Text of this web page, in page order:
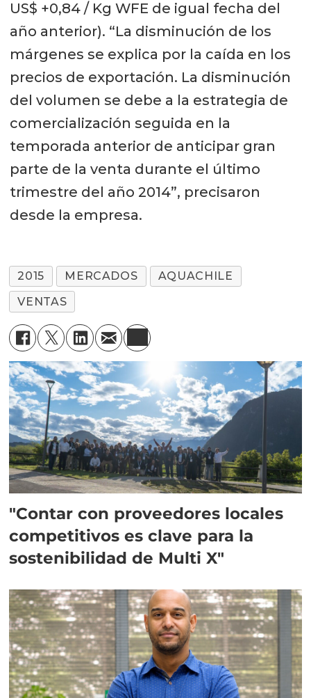
US$ +0,84 / Kg WFE de igual fecha del
año anterior). “La disminución de los
márgenes se explica por la caída en los
precios de exportación. La disminución
del volumen se debe a la estrategia de
comercialización seguida en la
temporada anterior de anticipar gran
parte de la venta durante el último
trimestre del año 2014”, precisaron
desde la empresa.
2015 MERCADOS
AQUACHILE
VENTAS
"Contar con proveedores locales
competitivos es clave para la
sostenibilidad de Multi X"